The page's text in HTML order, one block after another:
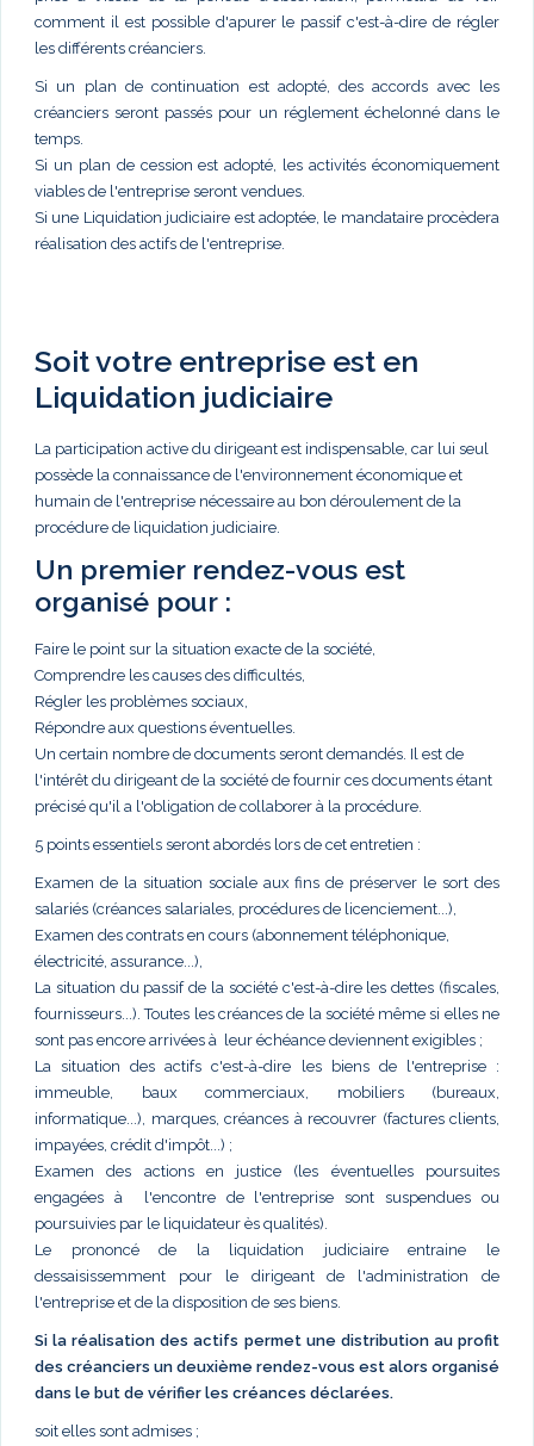
comment il est possible d'apurer le passif c'est-à-dire de régler
les différents créanciers.
Si un plan de continuation est adopté, des accords avec les
créanciers seront passés pour un réglement échelonné dans le
temps.
Si un plan de cession est adopté, les activités économiquement
viables de l'entreprise seront vendues.
Si une Liquidation judiciaire est adoptée, le mandataire procèdera
réalisation des actifs de l'entreprise.
Soit votre entreprise est en
Liquidation judiciaire
La participation active du dirigeant est indispensable, car lui seul
possède la connaissance de l'environnement économique et
humain de l'entreprise nécessaire au bon déroulement de la
procédure de liquidation judiciaire.
Un premier rendez-vous est
organisé pour :
Faire le point sur la situation exacte de la société,
Comprendre les causes des difficultés,
Régler les problèmes sociaux,
Répondre aux questions éventuelles.
Un certain nombre de documents seront demandés. Il est de
l'intérêt du dirigeant de la société de fournir ces documents étant
précisé qu'il a l'obligation de collaborer à la procédure.
5 points essentiels seront abordés lors de cet entretien :
Examen de la situation sociale aux fins de préserver le sort des
salariés (créances salariales, procédures de licenciement...),
Examen des contrats en cours (abonnement téléphonique,
électricité, assurance...),
La situation du passif de la société c'est-à-dire les dettes (fiscales,
fournisseurs...). Toutes les créances de la société même si elles ne
sont pas encore arrivées à leur échéance deviennent exigibles ;
La situation des actifs c'est-à-dire les biens de l'entreprise :
immeuble, baux commerciaux, mobiliers (bureaux,
informatique...), marques, créances à recouvrer (factures clients,
impayées, crédit d'impôt...) ;
Examen des actions en justice (les éventuelles poursuites
engagées à l'encontre de l'entreprise sont suspendues ou
poursuivies par le liquidateur ès qualités).
Le prononcé de la liquidation judiciaire entraine le
dessaisissemment pour le dirigeant de l'administration de
l'entreprise et de la disposition de ses biens.
Si la réalisation des actifs permet une distribution au profit
des créanciers un deuxième rendez-vous est alors organisé
dans le but de vérifier les créances déclarées.
soit elles sont admises ;